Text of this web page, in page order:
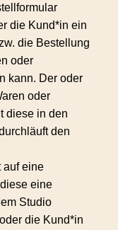
die Kund*in ein
die Bestellung
oder
kann. Der oder
oder
diese in den
den
auf eine
eine
Studio
die Kund*in